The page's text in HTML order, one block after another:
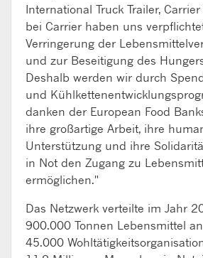
International Truck Trailer,
bei Carrier haben uns
Verringerung der
und zur Beseitigung des
Deshalb werden wir durch
und
danken der European Food
ihre großartige Arbeit, ihre
Unterstützung und ihre
in Not den Zugang zu
ermöglichen."
Das Netzwerk verteilte im Jahr
900.000 Tonnen Lebensmittel
45.000